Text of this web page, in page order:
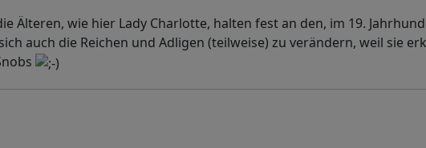
Älteren, wie hier Lady Charlotte, halten fest an den, im 19.
auch die Reichen und Adligen (teilweise) zu verändern, weil sie